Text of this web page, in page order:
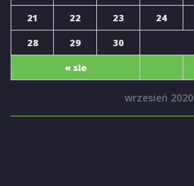
wrzesień 2020
« sie
21
22 23 24
28
29 30